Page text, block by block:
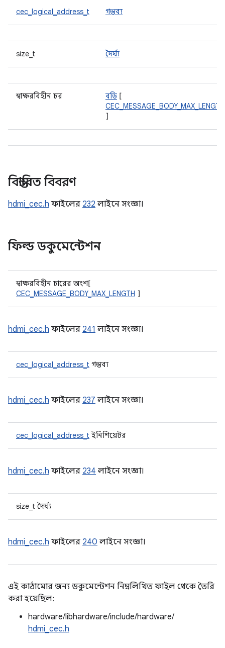
cec_logical_address_t গন্তব্য
size_t দৈর্ঘ্য
স্বাক্ষরবিহীন চর বডি [
CEC_MESSAGE_BODY_MAX_LENGTH
]
বিস্তারিত বিবরণ
hdmi_cec.h ফাইলের 232 লাইনে সংজ্ঞা।
ফিল্ড ডকুমেন্টেশন
স্বাক্ষরবিহীন চারের অংশ[
CEC_MESSAGE_BODY_MAX_LENGTH ]
hdmi_cec.h ফাইলের 241 লাইনে সংজ্ঞা।
cec_logical_address_t গন্তব্য
hdmi_cec.h ফাইলের 237 লাইনে সংজ্ঞা।
cec_logical_address_t ইনিশিয়েটর
hdmi_cec.h ফাইলের 234 লাইনে সংজ্ঞা।
size_t দৈর্ঘ্য
hdmi_cec.h ফাইলের 240 লাইনে সংজ্ঞা।
এই কাঠামোর জন্য ডকুমেন্টেশন নিম্নলিখিত ফাইল থেকে তৈরি
করা হয়েছিল:
hardware/libhardware/include/hardware/
hdmi_cec.h